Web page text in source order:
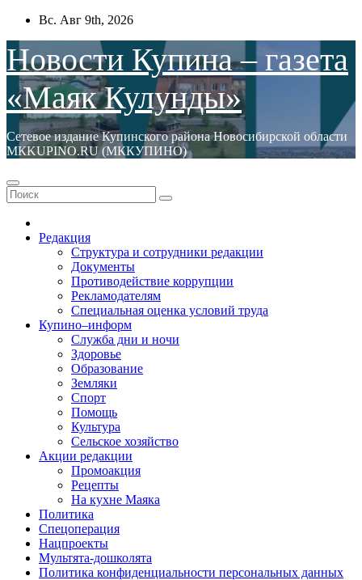
Перейти
содержимому
Вс. Авг 9th, 2026
Новости Купина – газета
«Маяк Кулунды»
Сетевое издание Купинского района Новосибирской области
МКKUPINO.RU (МККУПИНО)
Редакция
Структура и сотрудники редакции
Документы
Противодействие коррупции
Рекламодателям
Специальная оценка условий труда
Купино–информ
Служба дни и ночи
Здоровье
Образование
Земляки
Спорт
Помощь
Культура
Сельское хозяйство
Акции редакции
Промоакция
Рецепты
На кухне Маяка
Политика
Спецоперация
Нацпроекты
Мультята-дошколята
Политика конфиденциальности персональных данных